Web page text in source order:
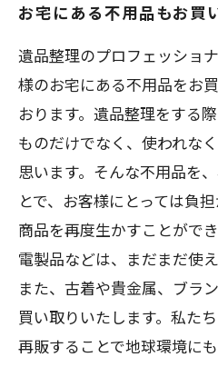
お宅にある不用品もお買
遺品整理のプロフェッショ
様のお宅にある不用品をお
おります。遺品整理をする
ものだけでなく、使われな
思います。そんな不用品を
とで、お客様にとっては負
商品を再度生かすことがで
電製品などは、まだまだ使
また、古着や貴金属、ブラ
買い取りいたします。私た
再販することで地球環境に